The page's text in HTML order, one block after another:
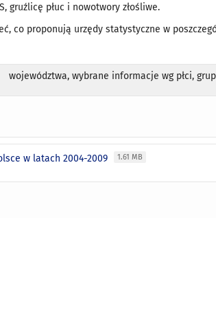
gruźlicę płuc i nowotwory złośliwe.
co proponują urzędy statystyczne w
województwa, wybrane informacje wg płci,
w latach 2004-2009 1.61 MB